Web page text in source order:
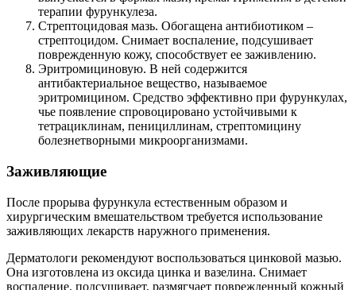
терапии фурункулеза.
Стрептоцидовая мазь. Обогащена антибиотиком –
стрептоцидом. Снимает воспаление, подсушивает
поврежденную кожу, способствует ее заживлению.
Эритромициновую. В ней содержится
антибактериальное вещество, называемое
эритромицином. Средство эффективно при фурункулах,
чье появление спровоцировано устойчивыми к
тетрациклинам, пенициллинам, стрептомицину
болезнетворными микроорганизмами.
Заживляющие
После прорыва фурункула естественным образом и
хирургическим вмешательством требуется использование
заживляющих лекарств наружного применения.
Дерматологи рекомендуют воспользоваться цинковой мазью.
Она изготовлена из оксида цинка и вазелина. Снимает
воспаление, подсушивает, размягчает поврежденный кожный